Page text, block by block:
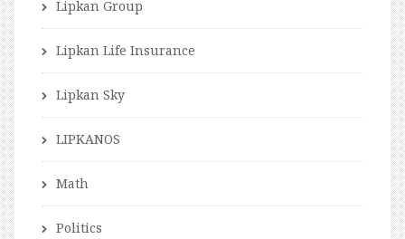
Lipkan Group
Lipkan Life Insurance
Lipkan Sky
LIPKANOS
Math
Politics